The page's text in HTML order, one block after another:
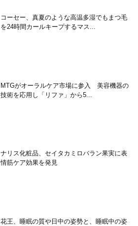
コーセー、真夏のような高温多湿でもまつ毛
を24時間カールキープするマス...
MTGがオーラルケア市場に参入 美容機器の
技術を応用し「リファ」から5...
ナリス化粧品、セイタカミロバラン果実に表
情筋ケア効果を発見
花王、睡眠の質や日中の姿勢と、睡眠中の姿